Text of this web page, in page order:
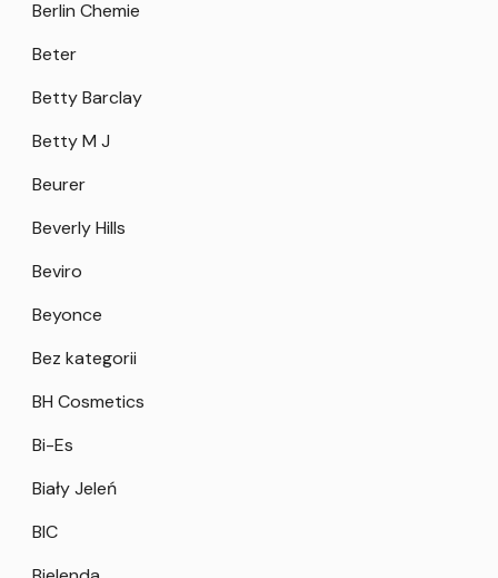
Berlin Chemie
Beter
Betty Barclay
Betty M J
Beurer
Beverly Hills
Beviro
Beyonce
Bez kategorii
BH Cosmetics
Bi-Es
Biały Jeleń
BIC